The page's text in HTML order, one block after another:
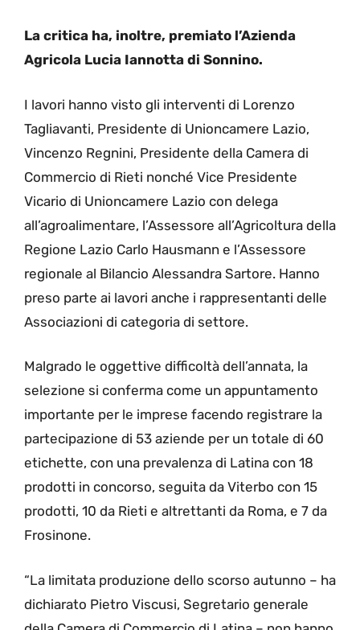
La critica ha, inoltre, premiato l’Azienda
Agricola Lucia Iannotta di Sonnino.
I lavori hanno visto gli interventi di Lorenzo
Tagliavanti, Presidente di Unioncamere Lazio,
Vincenzo Regnini, Presidente della Camera di
Commercio di Rieti nonché Vice Presidente
Vicario di Unioncamere Lazio con delega
all’agroalimentare, l’Assessore all’Agricoltura della
Regione Lazio Carlo Hausmann e l’Assessore
regionale al Bilancio Alessandra Sartore. Hanno
preso parte ai lavori anche i rappresentanti delle
Associazioni di categoria di settore.
Malgrado le oggettive difficoltà dell’annata, la
selezione si conferma come un appuntamento
importante per le imprese facendo registrare la
partecipazione di 53 aziende per un totale di 60
etichette, con una prevalenza di Latina con 18
prodotti in concorso, seguita da Viterbo con 15
prodotti, 10 da Rieti e altrettanti da Roma, e 7 da
Frosinone.
“La limitata produzione dello scorso autunno – ha
dichiarato Pietro Viscusi, Segretario generale